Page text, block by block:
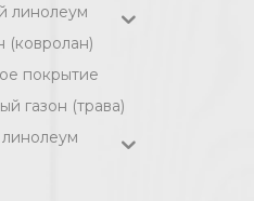
линолеум
(ковролан)
покрытие
газон (трава)